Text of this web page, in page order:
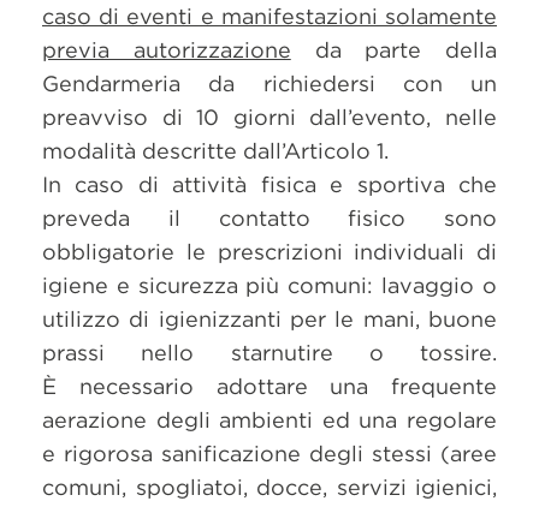
caso di eventi e manifestazioni solamente
previa autorizzazione da parte della
Gendarmeria da richiedersi con un
preavviso di 10 giorni dall’evento, nelle
modalità descritte dall’Articolo 1.
In caso di attività fisica e sportiva che
preveda il contatto fisico sono
obbligatorie le prescrizioni individuali di
igiene e sicurezza più comuni: lavaggio o
utilizzo di igienizzanti per le mani, buone
prassi nello starnutire o tossire.
È necessario adottare una frequente
aerazione degli ambienti ed una regolare
e rigorosa sanificazione degli stessi (aree
comuni, spogliatoi, docce, servizi igienici,